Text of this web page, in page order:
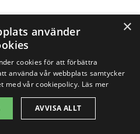
×
använder
cookies för att förbättra
använda vår webbplats samtycker
med vår cookiepolicy. Läs mer
AVVISA ALLT